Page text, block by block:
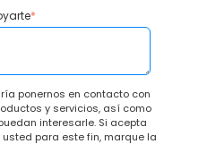
*
ponernos en contacto con
y servicios, así como
interesarle. Si acepta
para este fin, marque la